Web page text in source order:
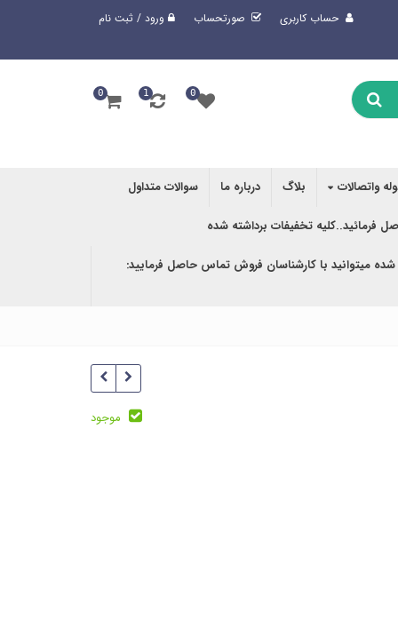
حساب کاربری صورتحساب ورود / ثبت نام
0
1
0
واتصالات بلاگ درباره ما سوالات متداول
فرمائید..کلیه تخفیفات برداشته شده
میتوانید با کارشناسان فروش تماس حاصل فرمایید:
موجود